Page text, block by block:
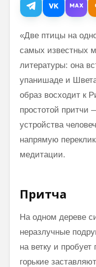
VK MAX
«Две птицы на
самых известных
литературы: она
упанишаде и
образ восходит к
простотой притчи
устройства
напрямую
медитации.
Притча
На одном дереве
неразлучные
на ветку и
горькие
Как
Махеш
Три